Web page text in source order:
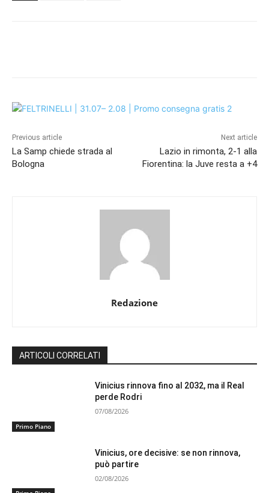
Previous article
La Samp chiede strada al
Bologna
Next article
Lazio in rimonta, 2-1 alla
Fiorentina: la Juve resta a +4
Redazione
ARTICOLI CORRELATI
Primo Piano
Vinicius rinnova fino al 2032, ma il Real
perde Rodri
07/08/2026
Vinicius, ore decisive: se non rinnova,
può partire
02/08/2026